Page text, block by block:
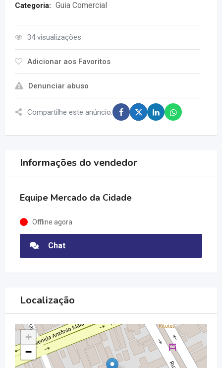
Categoria: Guia Comercial
34 visualizações
Adicionar aos Favoritos
Denunciar abuso
Compartilhe este anúncio:
Informações do vendedor
Equipe Mercado da Cidade
Offline agora
Chat
Localização
+
−